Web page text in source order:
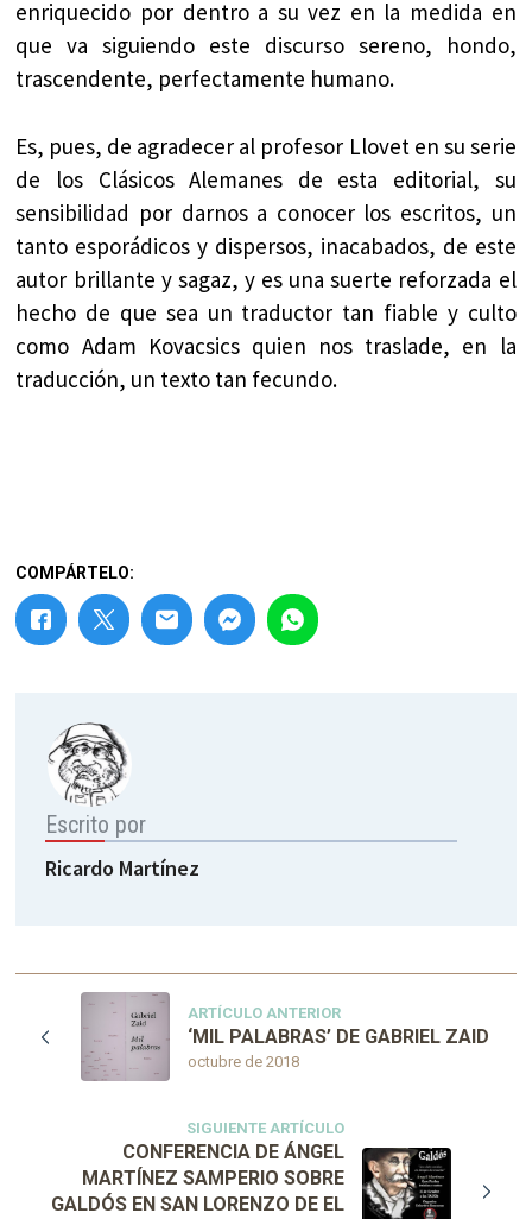
enriquecido por dentro a su vez en la medida en
que va siguiendo este discurso sereno, hondo,
trascendente, perfectamente humano.
Es, pues, de agradecer al profesor Llovet en su serie
de los Clásicos Alemanes de esta editorial, su
sensibilidad por darnos a conocer los escritos, un
tanto esporádicos y dispersos, inacabados, de este
autor brillante y sagaz, y es una suerte reforzada el
hecho de que sea un traductor tan fiable y culto
como Adam Kovacsics quien nos traslade, en la
traducción, un texto tan fecundo.
COMPÁRTELO:
Escrito por
Ricardo Martínez
ARTÍCULO ANTERIOR
octubre de 2018
‘MIL PALABRAS’ DE GABRIEL ZAID
SIGUIENTE ARTÍCULO
CONFERENCIA DE ÁNGEL
MARTÍNEZ SAMPERIO SOBRE
GALDÓS EN SAN LORENZO DE EL